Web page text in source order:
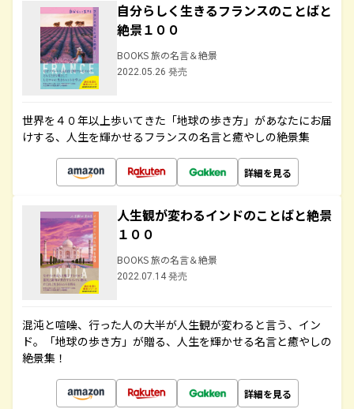
自分らしく生きるフランスのことばと
絶景１００
BOOKS 旅の名言＆絶景
2022.05.26 発売
世界を４０年以上歩いてきた「地球の歩き方」があなたにお届
けする、人生を輝かせるフランスの名言と癒やしの絶景集
詳細を見る
人生観が変わるインドのことばと絶景
１００
BOOKS 旅の名言＆絶景
2022.07.14 発売
混沌と喧噪、行った人の大半が人生観が変わると言う、イン
ド。「地球の歩き方」が贈る、人生を輝かせる名言と癒やしの
絶景集！
詳細を見る